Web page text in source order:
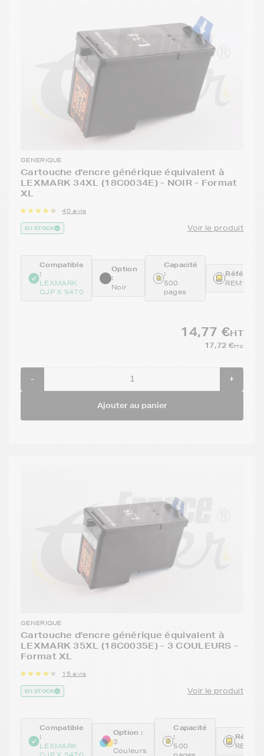
GENERIQUE
Cartouche d'encre générique équivalent à
LEXMARK 34XL (18C0034E) - NOIR - Format
XL
40 avis
EN STOCK Voir le produit
Compatible
:
LEXMARK
CJP X 5470
Option
:
Noir
Capacité
:
500
pages
14,77 €HT
17,72 €TTC
- +
Ajouter au panier
GENERIQUE
Cartouche d'encre générique équivalent à
LEXMARK 35XL (18C0035E) - 3 COULEURS -
Format XL
15 avis
EN STOCK Voir le produit
Compatible
:
LEXMARK
Option :
3
Couleurs
Capacité
:
500